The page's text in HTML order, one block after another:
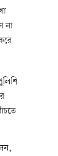
না